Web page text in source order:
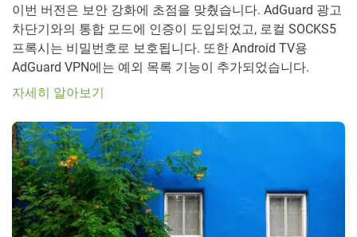
이번 버전은 보안 강화에 초점을 맞췄습니다. AdGuard 광고
차단기와의 통합 모드에 인증이 도입되었고, 로컬 SOCKS5
프록시는 비밀번호로 보호됩니다. 또한 Android TV용
AdGuard VPN에는 예외 목록 기능이 추가되었습니다.
자세히 알아보기